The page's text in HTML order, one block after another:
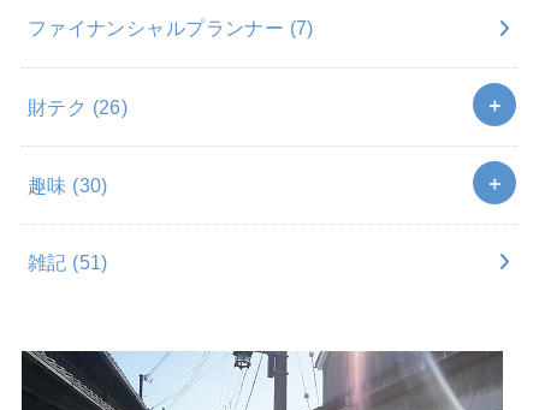
ファイナンシャルプランナー (7)
財テク (26)
趣味 (30)
雑記 (51)